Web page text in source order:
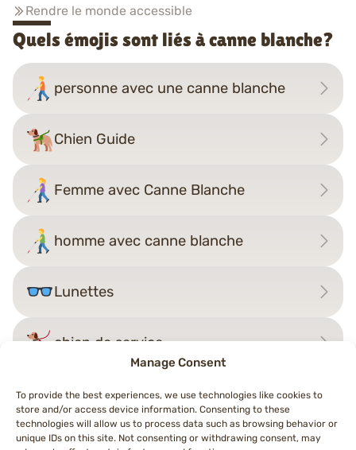
Manage Consent
To provide the best experiences, we use technologies like cookies to
store and/or access device information. Consenting to these
technologies will allow us to process data such as browsing behavior or
unique IDs on this site. Not consenting or withdrawing consent, may
Rendre le monde accessible
Quels émojis sont liés à canne blanche?
personne avec une canne blanche
Chien Guide
Femme avec Canne Blanche
homme avec canne blanche
Lunettes
chien de service
Navigation
←Chien Guideos→